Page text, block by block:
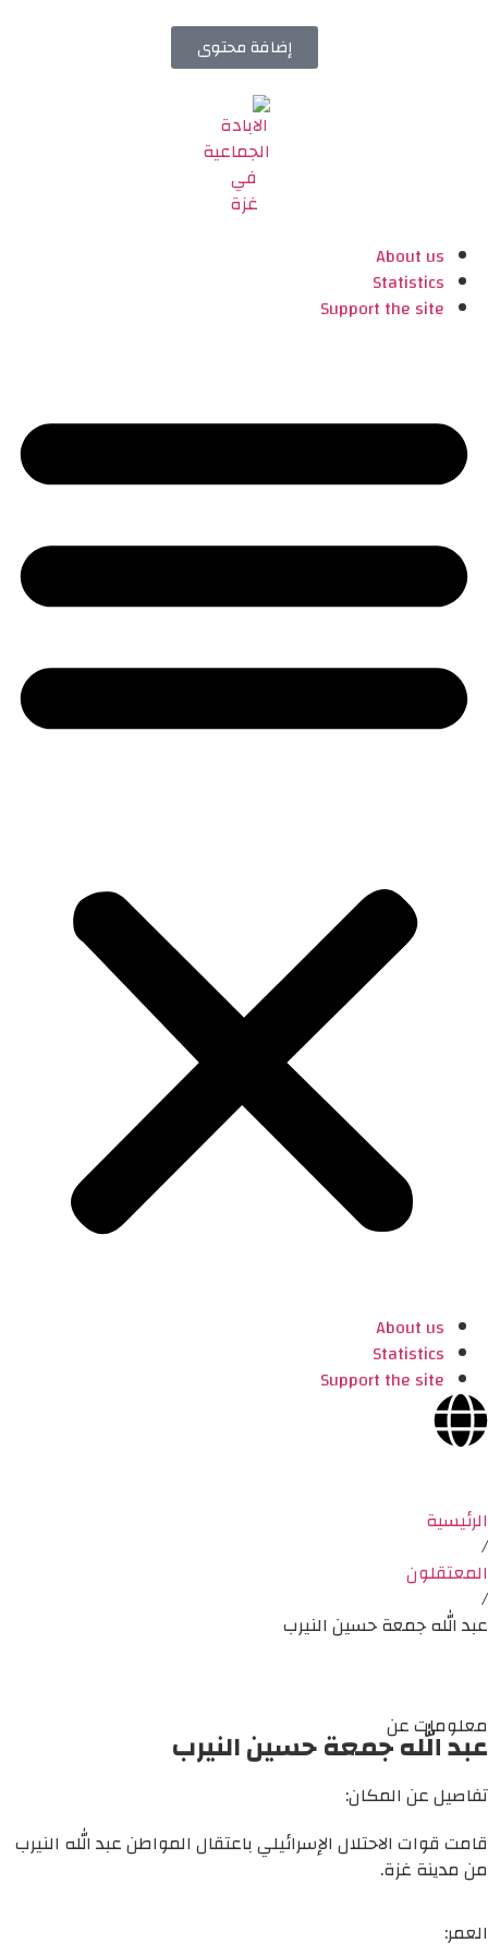
إضافة محتوى
About us
Statistics
Support the site
About us
Statistics
Support the site
الرئيسية
/
المعتقلون
/
عبد الله جمعة حسين النيرب
معلومات عن
عبد الله جمعة حسين النيرب
تفاصيل عن المكان:
قامت قوات الاحتلال الإسرائيلي باعتقال المواطن عبد الله النيرب
من مدينة غزة.
العمر: